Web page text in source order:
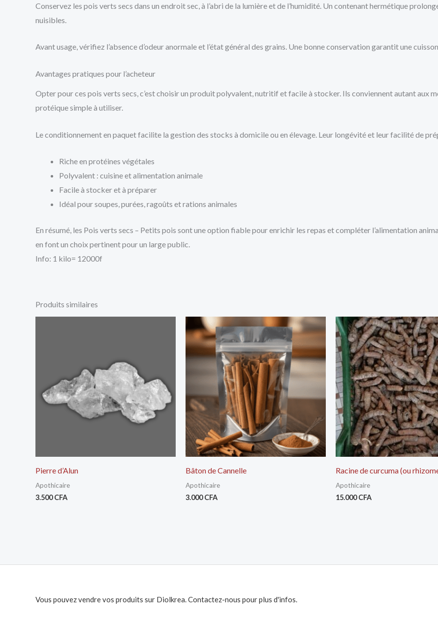
Conservez les pois verts secs dans un endroit sec, à l’abri de la lumière et de l’humidité. Un contenant hermétique
nuisibles.
Avant usage, vérifiez l’absence d’odeur anormale et l’état général des grains. Une bonne conservation garantit une
Avantages pratiques pour l’acheteur
Opter pour ces pois verts secs, c’est choisir un produit polyvalent, nutritif et facile à stocker. Ils conviennent autant aux
protéique simple à utiliser.
Le conditionnement en paquet facilite la gestion des stocks à domicile ou en élevage. Leur longévité et leur facilité de
Riche en protéines végétales
Polyvalent : cuisine et alimentation animale
Facile à stocker et à préparer
Idéal pour soupes, purées, ragoûts et rations animales
En résumé, les Pois verts secs – Petits pois sont une option fiable pour enrichir les repas et compléter l’alimentation
en font un choix pertinent pour un large public.
Info: 1 kilo= 12000f
Produits similaires
Pierre d’Alun
Apothicaire
3.500CFA
Bâton de Cannelle
Apothicaire
3.000CFA
Racine de curcuma (ou
Apothicaire
15.000CFA
Vous pouvez vendre vos produits sur Diolkrea. Contactez-nous pour plus d'infos.